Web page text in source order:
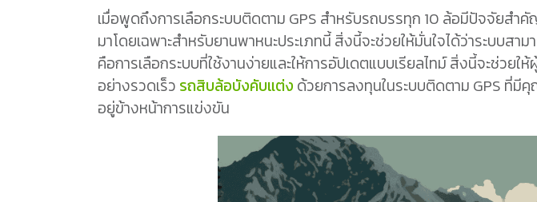
เมื่อพูดถึงการเลือกระบบติดตาม GPS สำหรับรถบรรทุก 10 ล้อมีปัจจัย
มาโดยเฉพาะสำหรับยานพาหนะประเภทนี้ สิ่งนี้จะช่วยให้มั่นใจได้ว่าระบบ
คือการเลือกระบบที่ใช้งานง่ายและให้การอัปเดตแบบเรียลไทม์ สิ่งนี้จะช่ว
อย่างรวดเร็ว รถสิบล้อบังคับแต่ง ด้วยการลงทุนในระบบติดตาม GPS ที่
อยู่ข้างหน้าการแข่งขัน